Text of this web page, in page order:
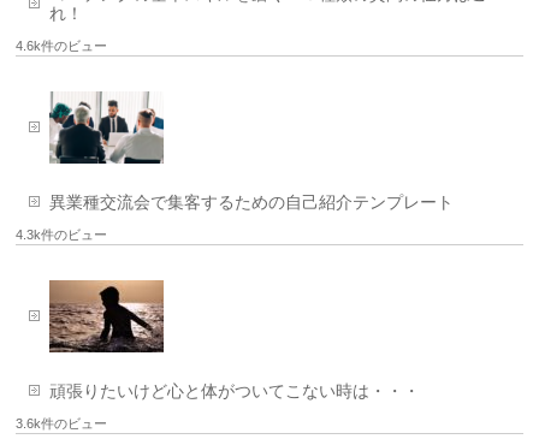
れ！
4.6k件のビュー
異業種交流会で集客するための自己紹介テンプレート
4.3k件のビュー
頑張りたいけど心と体がついてこない時は・・・
3.6k件のビュー